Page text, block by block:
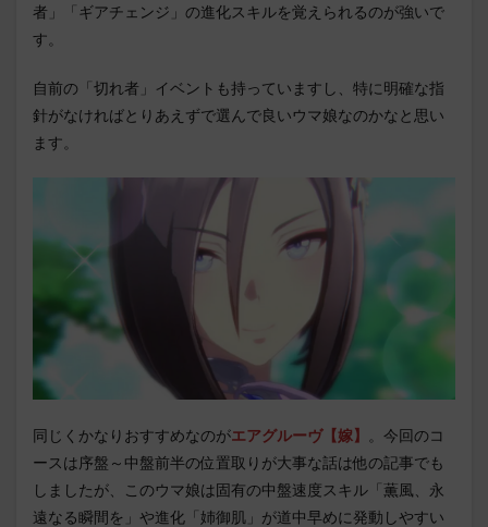
者」「ギアチェンジ」の進化スキルを覚えられるのが強いで
す。
自前の「切れ者」イベントも持っていますし、特に明確な指
針がなければとりあえずで選んで良いウマ娘なのかなと思い
ます。
同じくかなりおすすめなのがエアグルーヴ【嫁】
。今回のコ
ースは序盤～中盤前半の位置取りが大事な話は他の記事でも
しましたが、このウマ娘は固有の中盤速度スキル「薫風、永
遠なる瞬間を」や進化「姉御肌」が道中早めに発動しやすい